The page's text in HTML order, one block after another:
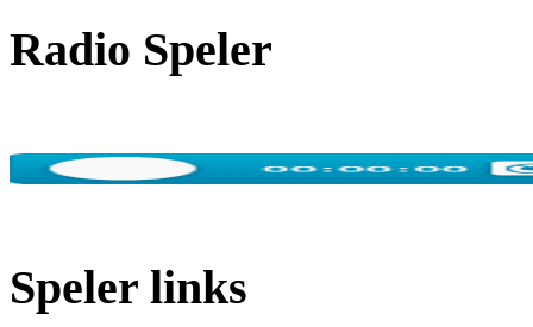
Radio Speler
Speler links